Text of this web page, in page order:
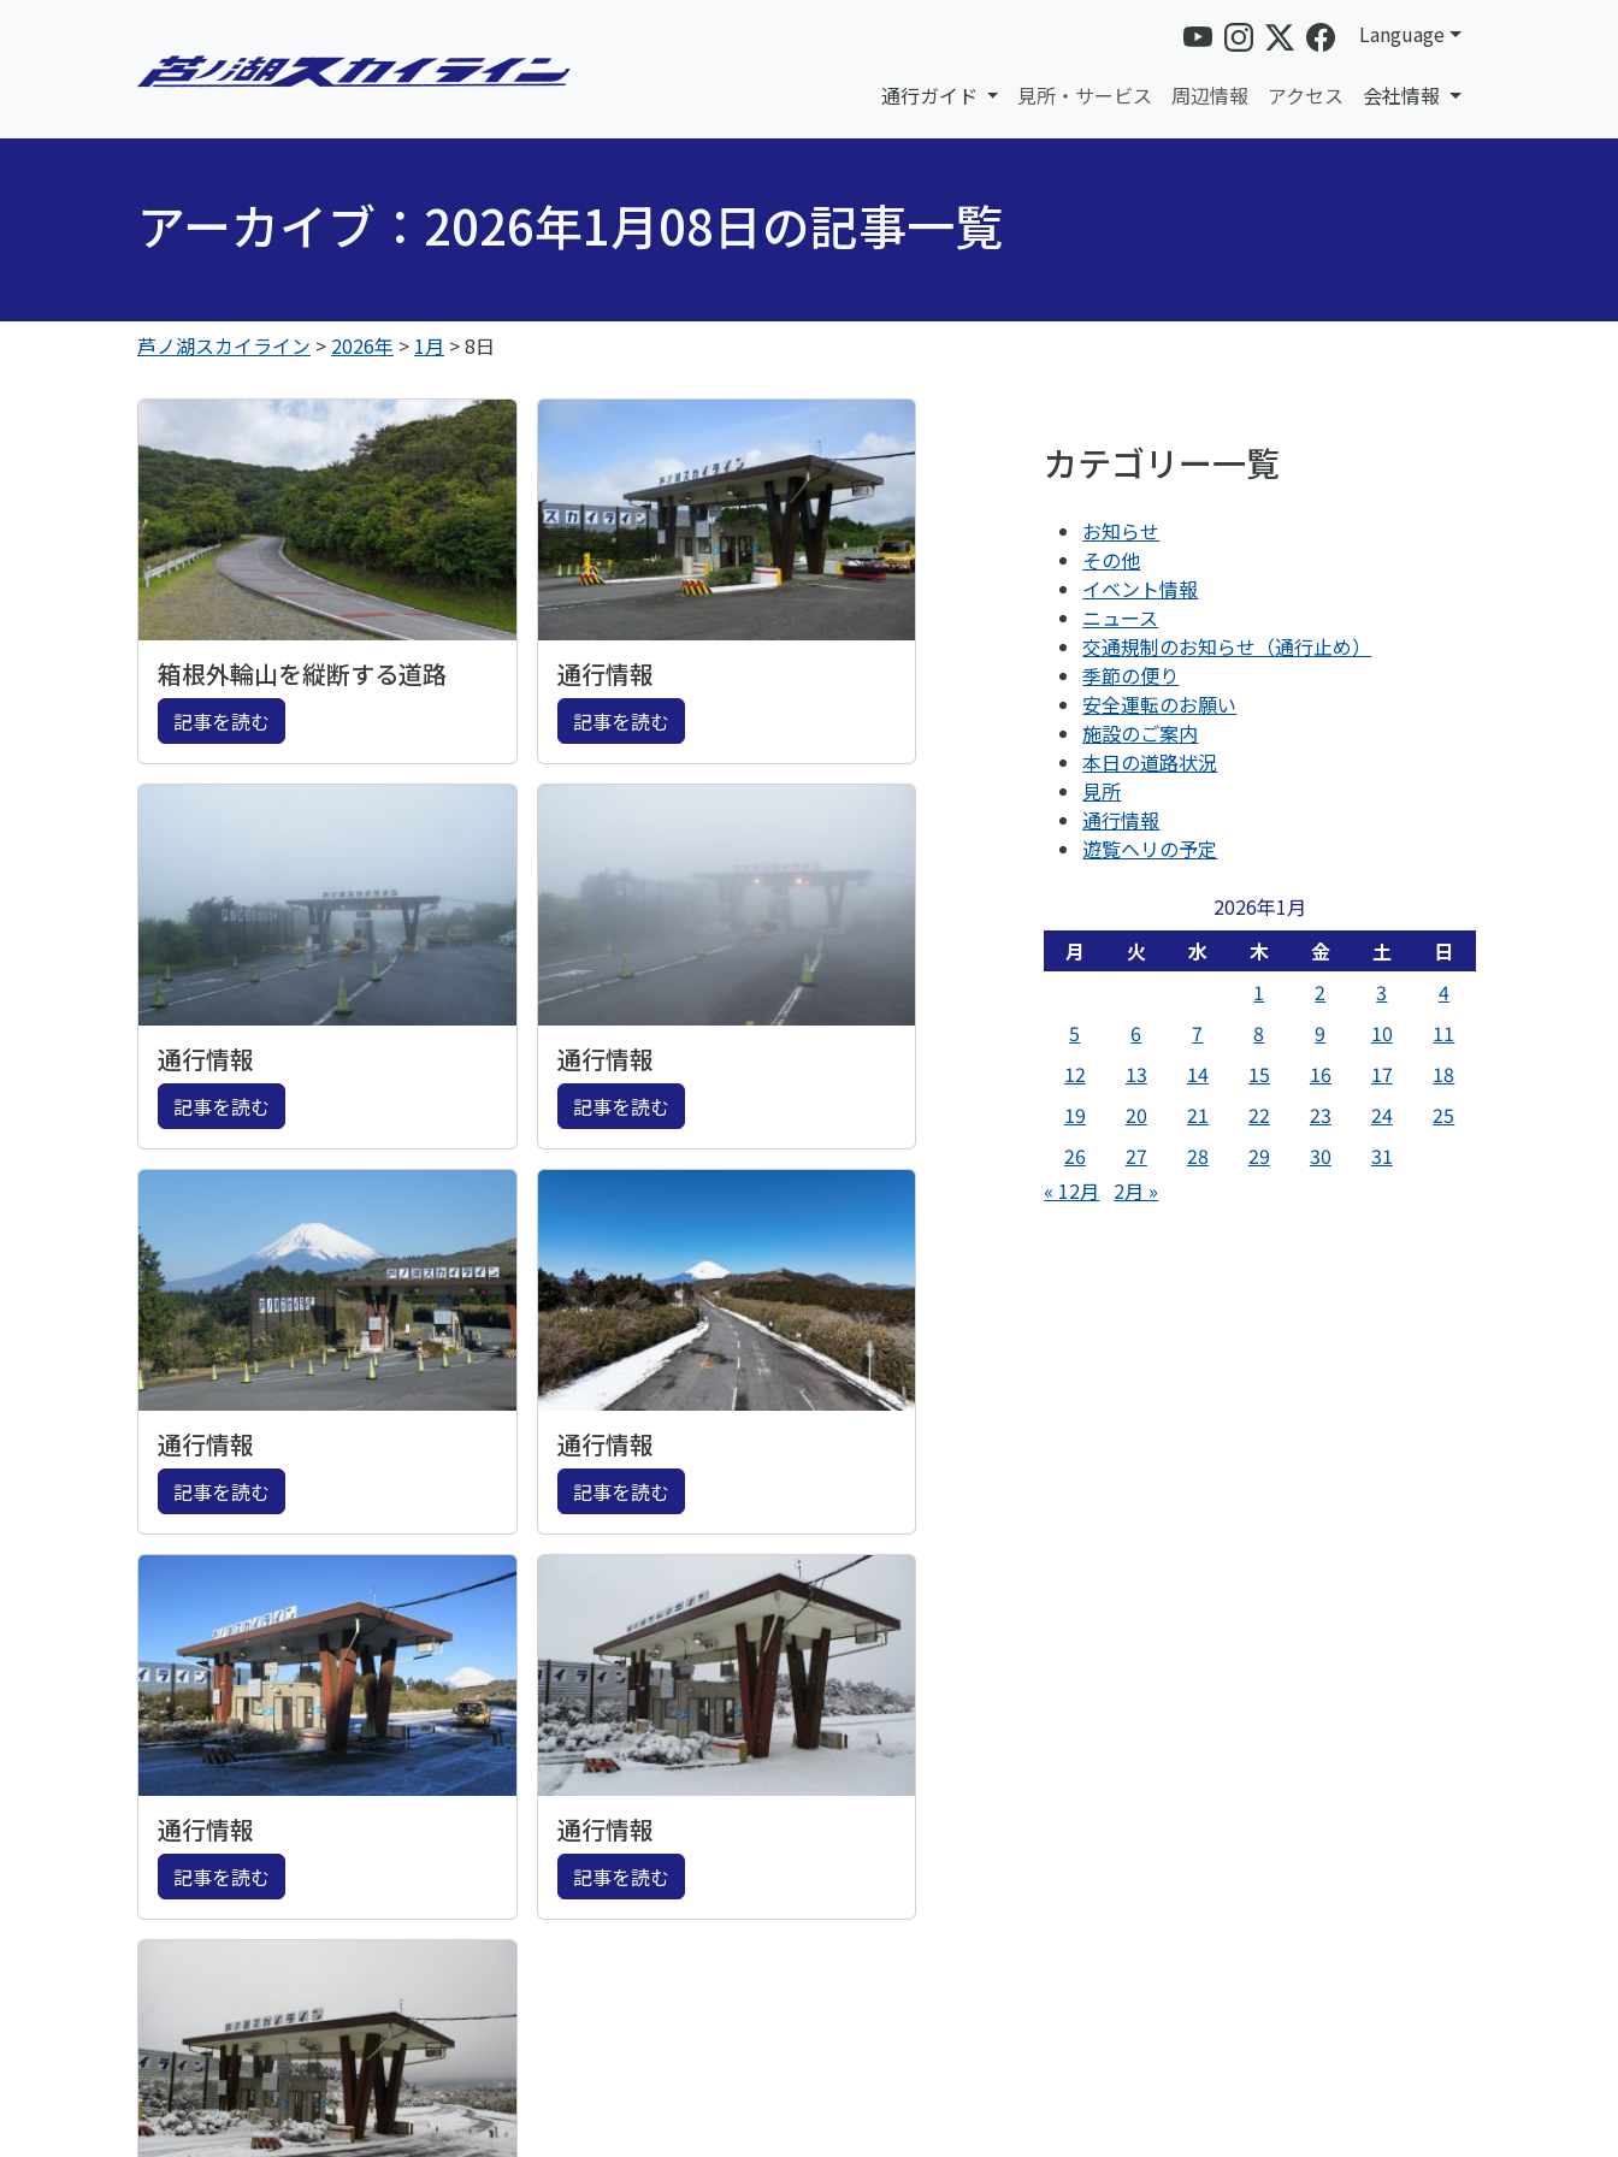
Language
通行ガイド 見所・サービス 周辺情報 アクセス 会社情報
アーカイブ：2026年1月08日の記事一覧
芦ノ湖スカイライン > 2026年 > 1月 >8日
箱根外輪山を縦断する道路
記事を読む
通行情報
記事を読む
通行情報
記事を読む
通行情報
記事を読む
通行情報
記事を読む
通行情報
記事を読む
通行情報
記事を読む
通行情報
記事を読む
カテゴリー一覧
お知らせ
その他
イベント情報
ニュース
交通規制のお知らせ（通行止め）
季節の便り
安全運転のお願い
施設のご案内
本日の道路状況
見所
通行情報
遊覧ヘリの予定
2026年1月
月
火 水 木 金 土
日
1
2 3
4
5
6 7 8 9 10
11
12
13 14 15 16 17
18
19
20 21 22 23 24
25
26
27 28 29 30
31
« 12月
2月 »